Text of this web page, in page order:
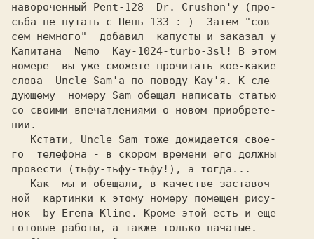
навороченный Pent-128  Dr. Crushon'у (про-
сьба не путать с Пень-133 :-)  Затем "сов-
сем немного"  добавил  капусты и заказал у
Капитана  Nemo  Kay-1024-turbo-3sl! В этом
номере  вы уже сможете прочитать кое-какие
слова  Uncle Sam'а по поводу Kay'я. К сле-
дующему  номеру Sam обещал написать статью
со своими впечатлениями о новом приобрете-
нии.
го  телефона - в скором времени его должны
провести (тьфу-тьфу-тьфу!), а тогда...
ной  картинки к этому номеру помещен рису-
нок  by Erena Kline. Кроме этой есть и еще
готовые работы, а также только начатые.